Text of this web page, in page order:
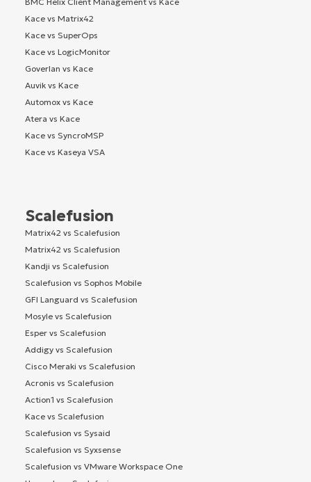
Kace vs Matrix42
Kace vs SuperOps
Kace vs LogicMonitor
Goverlan vs Kace
Auvik vs Kace
Automox vs Kace
Atera vs Kace
Kace vs SyncroMSP
Kace vs Kaseya VSA
Scalefusion
Matrix42 vs Scalefusion
Matrix42 vs Scalefusion
Kandji vs Scalefusion
Scalefusion vs Sophos Mobile
GFI Languard vs Scalefusion
Mosyle vs Scalefusion
Esper vs Scalefusion
Addigy vs Scalefusion
Cisco Meraki vs Scalefusion
Acronis vs Scalefusion
Action1 vs Scalefusion
Kace vs Scalefusion
Scalefusion vs Sysaid
Scalefusion vs Syxsense
Scalefusion vs VMware Workspace One